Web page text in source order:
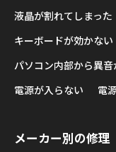
液晶が割れてしまった
キーボードが効かない
パソコン内部から異音
電源が入らない
電
メーカー別の修理